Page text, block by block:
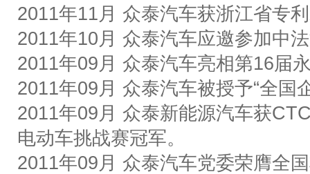
2011年11月 众泰汽车获浙江省专
2011年10月 众泰汽车应邀参加中
2011年09月 众泰汽车亮相第16届
2011年09月 众泰汽车被授予“全国
2011年09月 众泰新能源汽车获
电动车挑战赛冠军。
2011年09月 众泰汽车党委荣膺全